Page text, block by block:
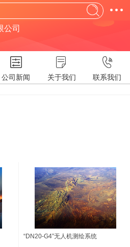
公司
公司新闻 关于我们 联系我们
“DN20-G4”无人机测绘系统